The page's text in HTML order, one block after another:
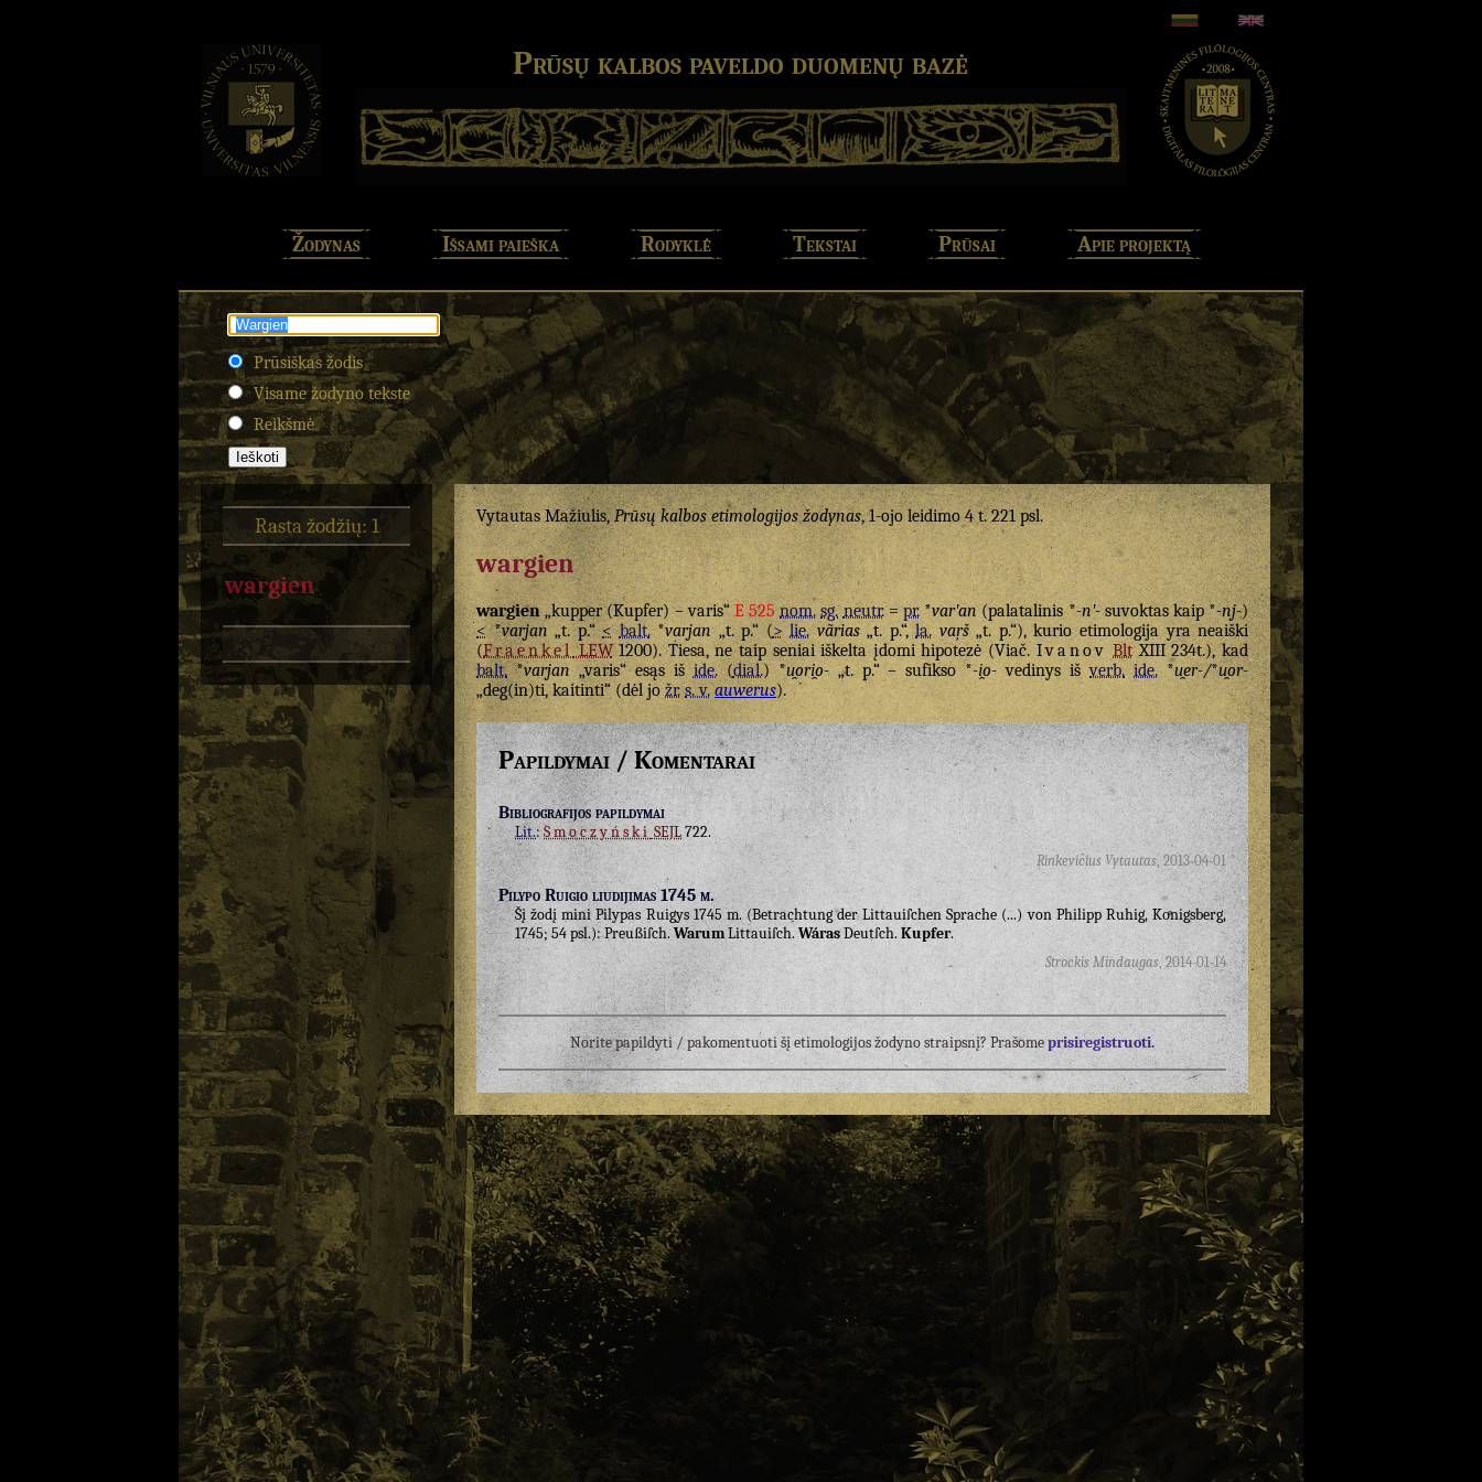
Prūsų kalbos paveldo duomenų bazė
Žodynas Išsami paieška Rodyklė Tekstai Prūsai Apie projektą
Prūsiškas žodis
Visame žodyno tekste
Reikšmė
Rasta žodžių: 1
wargien
Vytautas Mažiulis,Prūsų kalbos etimologijos žodynas, 1-ojo leidimo 4 t. 221 psl.
wargien
wargien„kupper (Kupfer) – varis“E 525 nom. sg. neutr.=pr.*varʹan(palatalinis *-nʹ-suvoktas kaip *-nj-)
<*varjan„t. p.“< balt.*varjan„t. p.“ (> lie. vãrias„t. p.“,la. vaŗš„t. p.“), kurio etimologija yra neaiški
(FraenkelLEW1200). Tiesa, ne taip seniai iškelta įdomi hipotezė (Viač.Ivanov BltXIII 234t.), kad
balt.*varjan „varis“ esąs išide.(dial.) *u̯ori̯o-„t. p.“ – sufikso *-i̯o-vedinys išverb. ide.*u̯er-/*u̯or-
„deg(in)ti, kaitinti“ (dėl jožr. s. v. auwerus).
Papildymai / Komentarai
Bibliografijos papildymai
Lit.:SmoczyńskiSEJL722.
Rinkevičius Vytautas,2013-04-01
Pilypo Ruigio liudijimas 1745 m.
Šį žodį mini Pilypas Ruigys 1745 m. (Betrachtung der Littauiſchen Sprache (...) von Philipp Ruhig, Koͤnigsberg,
1745; 54 psl.): Preußiſch.WarumLittauiſch.WárasDeutſch. Kupfer.
Strockis Mindaugas,2014-01-14
Norite papildyti / pakomentuoti šį etimologijos žodyno straipsnį? Prašomeprisiregistruoti.